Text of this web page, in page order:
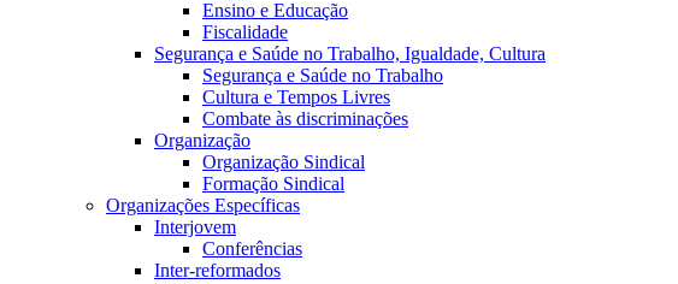
Ensino e Educação
Fiscalidade
Segurança e Saúde no Trabalho, Igualdade, Cultura
Segurança e Saúde no Trabalho
Cultura e Tempos Livres
Combate às discriminações
Organização
Organização Sindical
Formação Sindical
Organizações Específicas
Interjovem
Conferências
Inter-reformados